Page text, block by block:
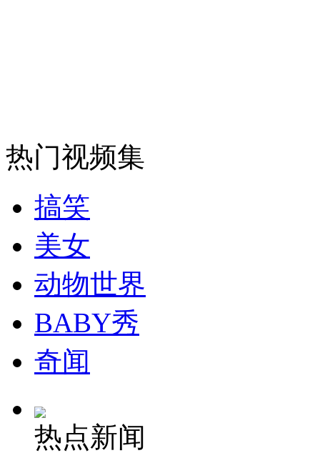
热门视频集
搞笑
美女
动物世界
BABY秀
奇闻
热点新闻